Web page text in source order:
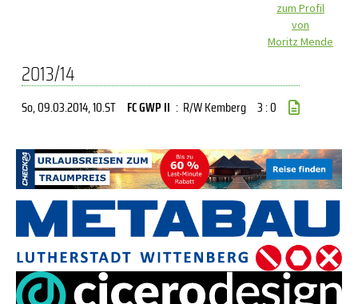
zum Profil
von
Moritz Mende
2013/14
So, 09.03.2014, 10.ST FC GWP II : R/W Kemberg 3 : 0